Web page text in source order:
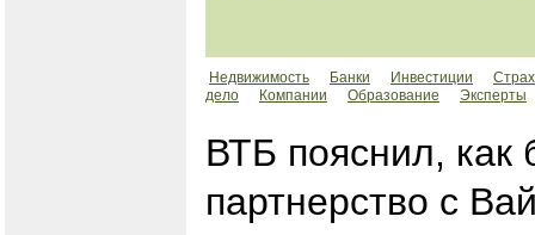
Недвижимость Банки Инвестиции
дело
Компании Образование Эксперты
ВТБ пояснил, как
партнерство с